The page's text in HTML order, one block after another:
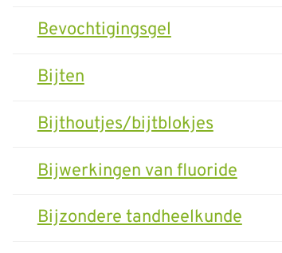
Bevochtigingsgel
Bijten
Bijthoutjes/bijtblokjes
Bijwerkingen van fluoride
Bijzondere tandheelkunde